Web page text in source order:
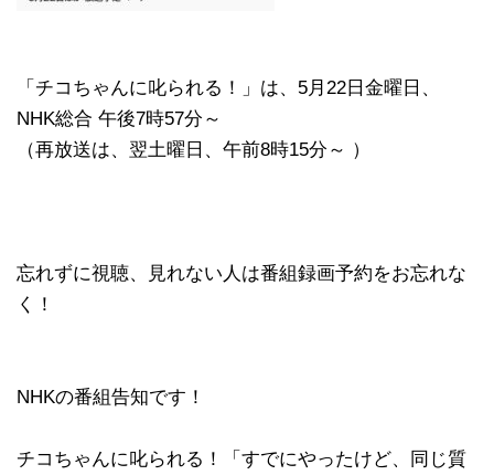
「チコちゃんに叱られる！」​は、5月22日金曜日、
NHK総合 午後7時57分～
（再放送は、翌土曜日、午前8時15分～ ）
忘れずに視聴、見れない人は番組録画予約をお忘れな
く！
NHKの番組告知です！
チコちゃんに叱られる！「すでにやったけど、同じ質